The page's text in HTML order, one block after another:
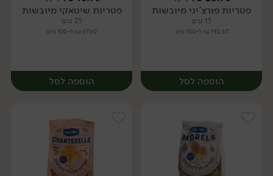
יח׳ יח׳
פטריות פורצ'יני מיובשות
15 גרם
192.67 ₪ ל-100 גרם
הוספה לסל
פטריות שיטאקי מיובשות
25 גרם
67.60 ₪ ל-100 גרם
הוספה לסל